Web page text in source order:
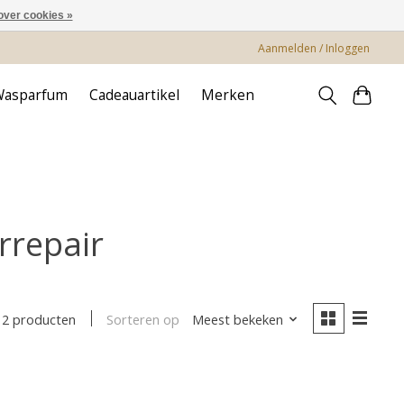
Aanmelden / Inloggen
Cadeauartikel Merken
2 producten Sorteren op Meest bekeken
cookies »